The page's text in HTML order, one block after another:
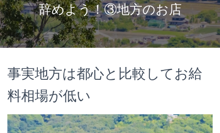
ン
を
切
り
替
辞めよう！③地方のお店
事実地方は都心と比較してお給
料相場が低い